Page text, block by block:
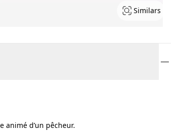
Similars
animé d’un pêcheur.